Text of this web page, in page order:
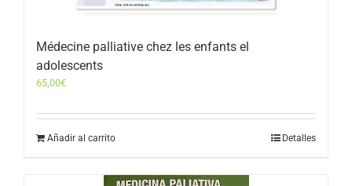
Médecine palliative chez les enfants el
adolescents
65,00€
Añadir al carrito Detalles